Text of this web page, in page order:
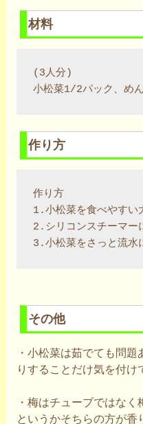
材料
(3人分)
小松菜1/2パック、め
作り方
作り方
1.小松菜を食べやすい
2.シリコンスチーマー
3.小松菜をさっと流水
その他
・小松菜は茹でても問
りすることだけ気を付け
・梅はチューブではな
というかそちらの方が香